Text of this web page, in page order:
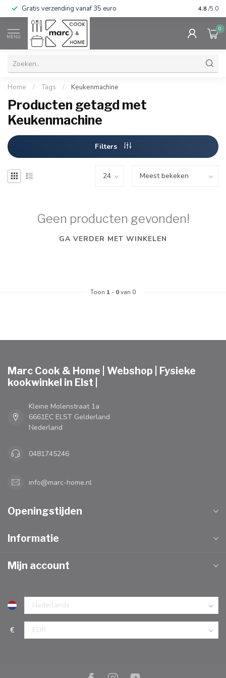
Gratis verzending vanaf 35 euro 4.8 /5.0
MENU
0
Home / Tags / Keukenmachine
Producten getagd met
Keukenmachine
Filters
Geen producten gevonden!
GA VERDER MET WINKELEN
Toon 1 - 0van 0
Marc Cook & Home | Webshop | Fysieke
kookwinkel in Elst |
Kleine Molenstraat 1a
6661EC ELST Gelderland
Nederland
0481745246
info@marc-home.nl
Openingstijden
Informatie
Mijn account
€